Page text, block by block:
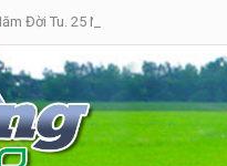
Đời Tu. 25 Năm Linh Mục. Phần